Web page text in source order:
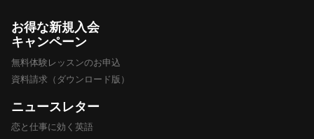
お得な新規入会
キャンペーン
無料体験レッスンのお申込
資料請求（ダウンロード版）
ニュースレター
恋と仕事に効く英語